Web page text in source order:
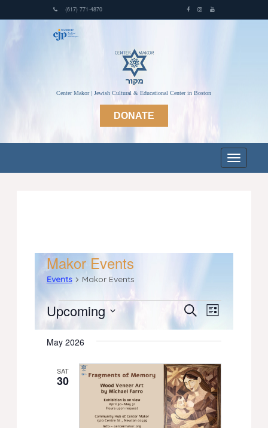
(617) 771-4870
Center Makor | Jewish Cultural & Educational Center in Boston
DONATE
Makor Events
Events Makor Events
Events
Events
Search
and
Views
Navigation
SearchEvent
List
Upcoming
Select
date.
May 2026
SAT
30